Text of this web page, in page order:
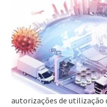
autorizações de utilização